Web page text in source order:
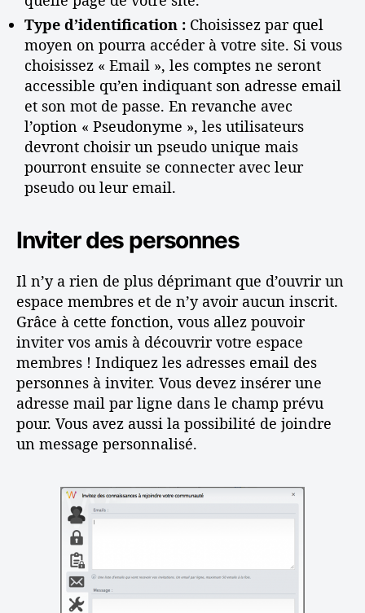
Type d’identification : Choisissez par quel
moyen on pourra accéder à votre site. Si vous
choisissez « Email », les comptes ne seront
accessible qu’en indiquant son adresse email
et son mot de passe. En revanche avec
l’option « Pseudonyme », les utilisateurs
devront choisir un pseudo unique mais
pourront ensuite se connecter avec leur
pseudo ou leur email.
Inviter des personnes
Il n’y a rien de plus déprimant que d’ouvrir un
espace membres et de n’y avoir aucun inscrit.
Grâce à cette fonction, vous allez pouvoir
inviter vos amis à découvrir votre espace
membres ! Indiquez les adresses email des
personnes à inviter. Vous devez insérer une
adresse mail par ligne dans le champ prévu
pour. Vous avez aussi la possibilité de joindre
un message personnalisé.